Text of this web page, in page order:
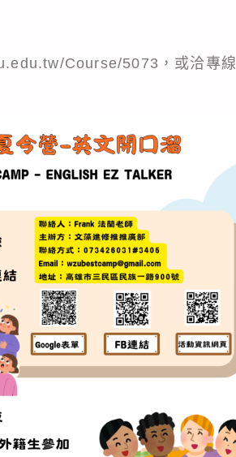
Course/5073 ，或洽專線